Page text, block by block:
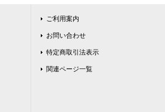
ご利用案内
お問い合わせ
特定商取引法表示
関連ページ一覧